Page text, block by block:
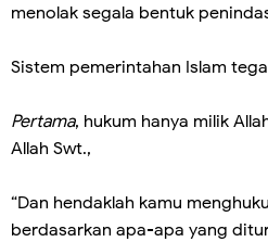
menolak segala bentuk
Sistem pemerintahan Islam
Pertama, hukum hanya milik
Allah Swt.,
“Dan hendaklah kamu
berdasarkan apa-apa yang